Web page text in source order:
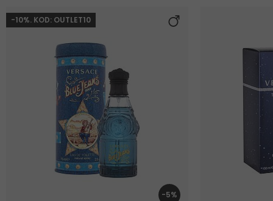
-10%. KOD: OUTLET10
-5%